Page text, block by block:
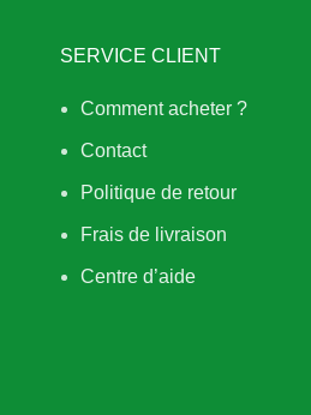
SERVICE CLIENT
Comment acheter ?
Contact
Politique de retour
Frais de livraison
Centre d’aide